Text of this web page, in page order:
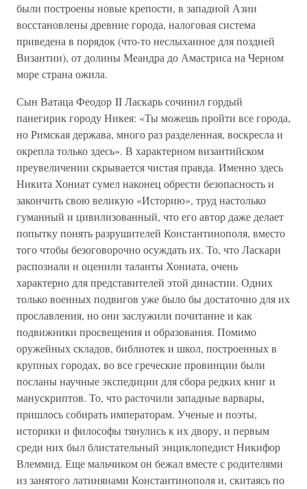
были построены новые крепости, в западной Азии
восстановлены древние города, налоговая система
приведена в порядок (что-то неслыханное для поздней
Византии), от долины Меандра до Амастриса на Черном
море страна ожила.
Сын Ватаца Феодор II Ласкарь сочинил гордый
панегирик городу Никея: «Ты можешь пройти все города,
но Римская держава, много раз разделенная, воскресла и
окрепла только здесь». В характерном византийском
преувеличении скрывается чистая правда. Именно здесь
Никита Хониат сумел наконец обрести безопасность и
закончить свою великую «Историю», труд настолько
гуманный и цивилизованный, что его автор даже делает
попытку понять разрушителей Константинополя, вместо
того чтобы безоговорочно осуждать их. То, что Ласкари
распознали и оценили таланты Хониата, очень
характерно для представителей этой династии. Одних
только военных подвигов уже было бы достаточно для их
прославления, но они заслужили почитание и как
подвижники просвещения и образования. Помимо
оружейных складов, библиотек и школ, построенных в
крупных городах, во все греческие провинции были
посланы научные экспедиции для сбора редких книг и
манускриптов. То, что расточили западные варвары,
пришлось собирать императорам. Ученые и поэты,
историки и философы тянулись к их двору, и первым
среди них был блистательный энциклопедист Никифор
Влеммид. Еще мальчиком он бежал вместе с родителями
из занятого латинянами Константинополя и, скитаясь по